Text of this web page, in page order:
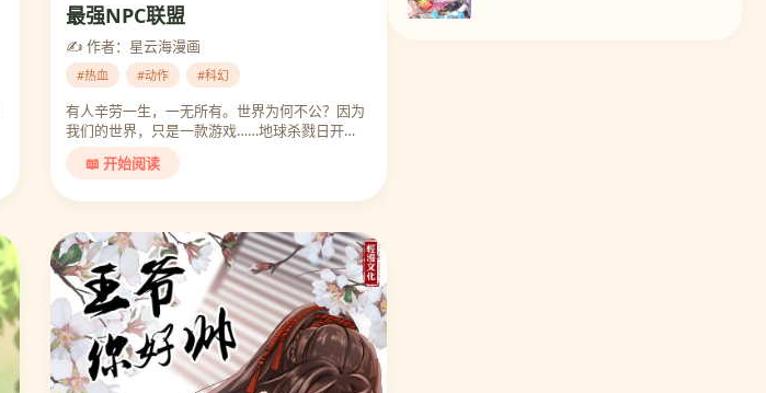
最强NPC联盟
✍️ 作者：星云海漫画
#热血 #动作 #科幻
有人辛劳一生，一无所有。世界为何不公？因为
我们的世界，只是一款游戏……地球杀戮日开
启！…
📖 开始阅读